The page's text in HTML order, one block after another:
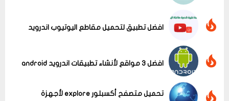
افضل تطبيق لتحميل مقاطع اليوتيوب اندرويد
افضل 3 مواقع لأنشاء تطبيقات اندرويد android
تحميل متصفح أكسبلور explore لأجهزة